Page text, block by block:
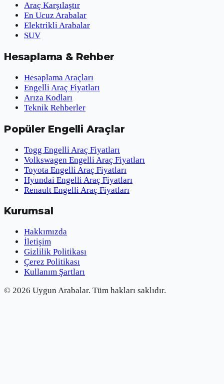
Araç Karşılaştır
En Ucuz Arabalar
Elektrikli Arabalar
SUV
Hesaplama & Rehber
Hesaplama Araçları
Engelli Araç Fiyatları
Arıza Kodları
Teknik Rehberler
Popüler Engelli Araçlar
Togg Engelli Araç Fiyatları
Volkswagen Engelli Araç Fiyatları
Toyota Engelli Araç Fiyatları
Hyundai Engelli Araç Fiyatları
Renault Engelli Araç Fiyatları
Kurumsal
Hakkımızda
İletişim
Gizlilik Politikası
Çerez Politikası
Kullanım Şartları
© 2026 Uygun Arabalar. Tüm hakları saklıdır.